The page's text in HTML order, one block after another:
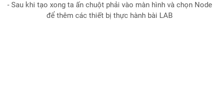
- Sau khi tạo xong ta ấn chuột phải vào màn hình và chọn Node
để thêm các thiết bị thực hành bài LAB